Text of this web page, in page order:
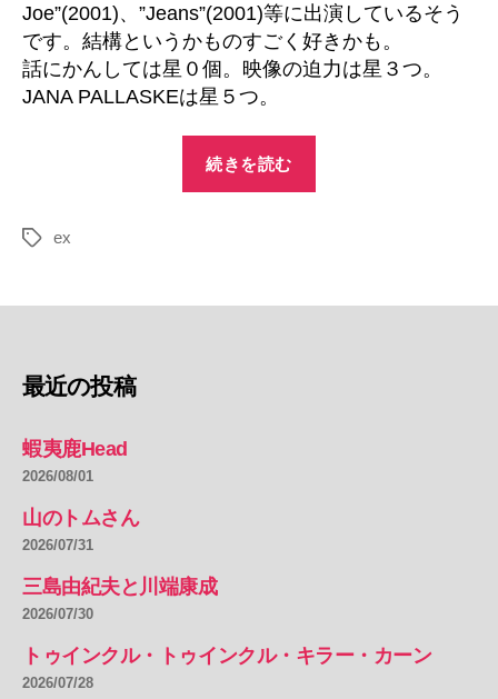
Joe”(2001)、”Jeans”(2001)等に出演しているそう
です。結構というかものすごく好きかも。
話にかんしては星０個。映像の迫力は星３つ。
JANA PALLASKEは星５つ。
続きを読む
タ
ex
最近の投稿
蝦夷鹿Head
2026/08/01
山のトムさん
2026/07/31
三島由紀夫と川端康成
2026/07/30
トゥインクル・トゥインクル・キラー・カーン
2026/07/28